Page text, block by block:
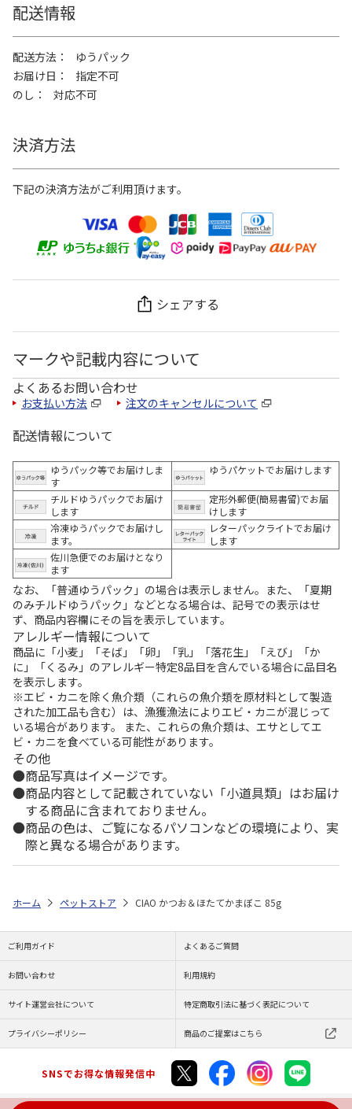
配送情報
配送方法
ゆうパック
お届け日
指定不可
のし
対応不可
決済方法
下記の決済方法がご利用頂けます。
シェアする
マークや記載内容について
よくあるお問い合わせ
お支払い方法 注文のキャンセルについて
配送情報について
ゆうパック等でお届けしま
す
ゆうパケットでお届けします
チルドゆうパックでお届け
します
定形外郵便(簡易書留)でお届
けします
冷凍ゆうパックでお届けし
ます。
レターパックライトでお届け
します
佐川急便でのお届けとなり
ます
なお、「普通ゆうパック」の場合は表示しません。また、「夏期
のみチルドゆうパック」などとなる場合は、記号での表示はせ
ず、商品内容欄にその旨を表示しています。
アレルギー情報について
商品に「小麦」「そば」「卵」「乳」「落花生」「えび」「か
に」「くるみ」のアレルギー特定8品目を含んでいる場合に品目名
を表示します。
※エビ・カニを除く魚介類（これらの魚介類を原材料として製造
された加工品も含む）は、漁獲漁法によりエビ・カニが混じって
いる場合があります。 また、これらの魚介類は、エサとしてエ
ビ・カニを食べている可能性があります。
その他
商品写真はイメージです。
商品内容として記載されていない「小道具類」はお届け
する商品に含まれておりません。
商品の色は、ご覧になるパソコンなどの環境により、実
際と異なる場合があります。
ホーム ペットストア CIAO かつお＆ほたてかまぼこ 85g
ご利用ガイド よくあるご質問
お問い合わせ 利用規約
サイト運営会社について 特定商取引法に基づく表記について
プライバシーポリシー 商品のご提案はこちら
SNSでお得な情報発信中